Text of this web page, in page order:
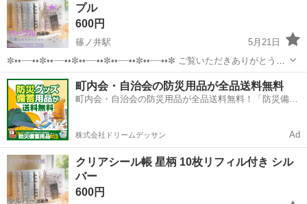
プル
600円
篠ノ井駅
5月21日
✼••┈┈••✼••┈┈••✼••┈┈••✼••┈┈••✼••┈┈••✼ ご覧いただきありがとうご
ざいます- ̗̀ ☺︎ ̖́- A6スター柄透明バインダー 留め具 パープル 約
19.5×13.6×2.5 重量約172g...
長野 長野市 篠ノ井駅 手帳 リフィル
町内会・自治会の防災用品が全品送料無料
町内会・自治会の防災用品が全品送料無料！「防災備蓄
株式会社ドリームデッサン Ad
クリアシール帳 星柄 10枚リフィル付き シル
バー
600円